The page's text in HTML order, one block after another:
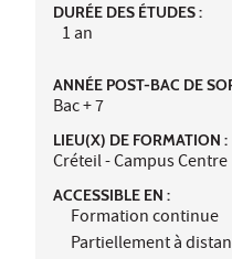
DURÉE DES ÉTUDES :
1 an
ANNÉE POST-BAC DE
Bac + 7
LIEU(X) DE FORMATION :
Créteil - Campus Centre
ACCESSIBLE EN :
Formation continue
Partiellement à